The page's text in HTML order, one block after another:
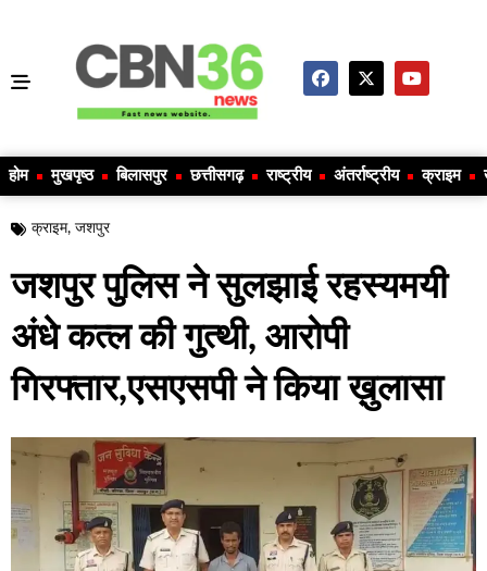
होम मुखपृष्ठ बिलासपुर छत्तीसगढ़ राष्ट्रीय अंतर्राष्ट्रीय क्राइम
क्राइम, जशपुर
जशपुर पुलिस ने सुलझाई रहस्यमयी
अंधे कत्ल की गुत्थी, आरोपी
गिरफ्तार,एसएसपी ने किया ख़ुलासा